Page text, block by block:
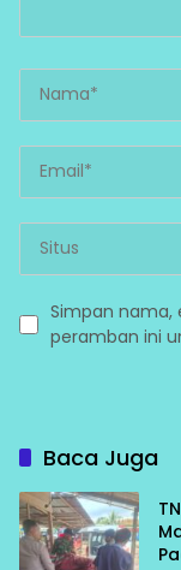
Simpan nama,
peramban ini
Baca Juga